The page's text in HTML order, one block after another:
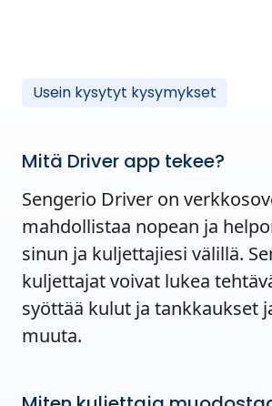
Usein kysytyt kysymykset
Mitä Driver app tekee?
Sengerio Driver on
mahdollistaa nopean ja
sinun ja kuljettajiesi välillä.
kuljettajat voivat lukea
syöttää kulut ja tankkaukset
muuta.